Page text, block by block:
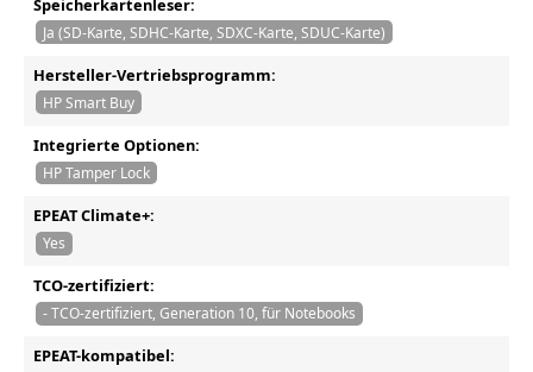
Ja (SD-Karte, SDHC-Karte, SDXC-Karte, SDUC-Karte)
Hersteller-Vertriebsprogramm:
HP Smart Buy
Integrierte Optionen:
HP Tamper Lock
EPEAT Climate+:
Yes
TCO-zertifiziert:
- TCO-zertifiziert, Generation 10, für Notebooks
EPEAT-kompatibel: